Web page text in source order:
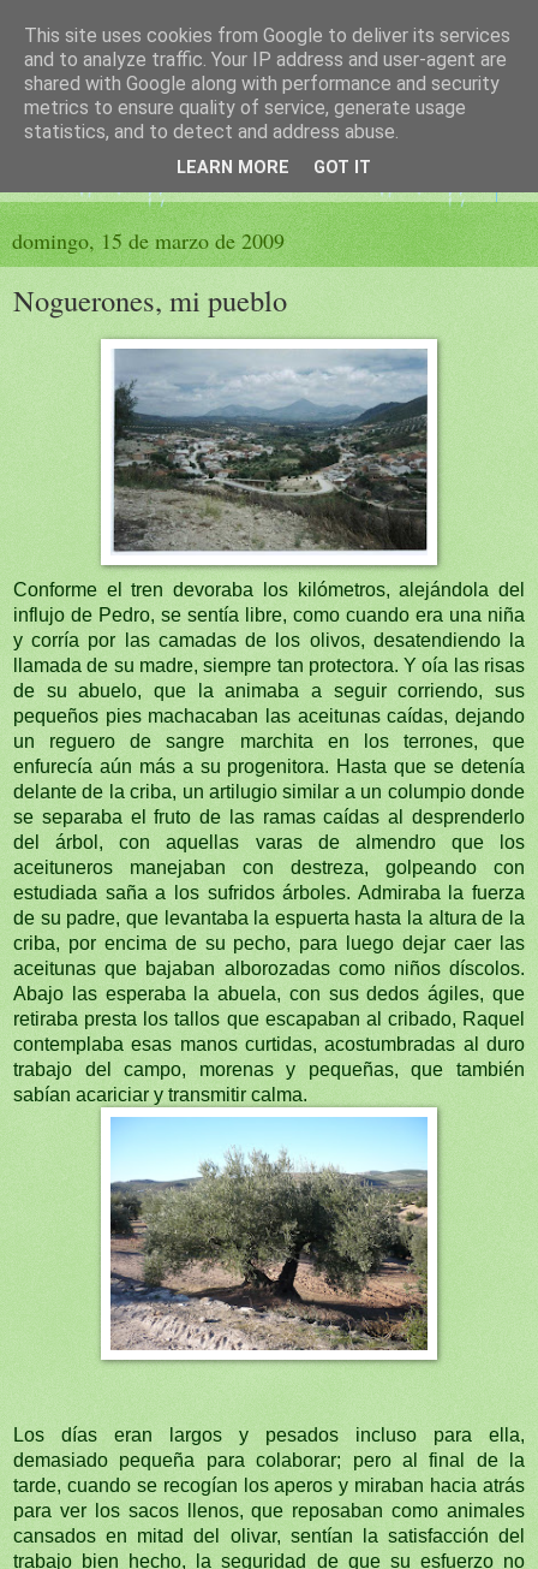
El sueño de las palabras
PÁGINA LITERARIA DE FELISA MORENO
domingo, 15 de marzo de 2009
Noguerones, mi pueblo
Conforme el tren devoraba los kilómetros, alejándola del
influjo de Pedro, se sentía libre, como cuando era una niña
y corría por las camadas de los olivos, desatendiendo la
llamada de su madre, siempre tan protectora. Y oía las risas
de su abuelo, que la animaba a seguir corriendo, sus
pequeños pies machacaban las aceitunas caídas, dejando
un reguero de sangre marchita en los terrones, que
enfurecía aún más a su progenitora. Hasta que se detenía
delante de la criba, un artilugio similar a un columpio donde
se separaba el fruto de las ramas caídas al desprenderlo
del árbol, con aquellas varas de almendro que los
aceituneros manejaban con destreza, golpeando con
estudiada saña a los sufridos árboles. Admiraba la fuerza
de su padre, que levantaba la espuerta hasta la altura de la
criba, por encima de su pecho, para luego dejar caer las
aceitunas que bajaban alborozadas como niños díscolos.
Abajo las esperaba la abuela, con sus dedos ágiles, que
retiraba presta los tallos que escapaban al cribado, Raquel
contemplaba esas manos curtidas, acostumbradas al duro
trabajo del campo, morenas y pequeñas, que también
sabían acariciar y transmitir calma.
Los días eran largos y pesados incluso para ella,
demasiado pequeña para colaborar; pero al final de la
tarde, cuando se recogían los aperos y miraban hacia atrás
para ver los sacos llenos, que reposaban como animales
cansados en mitad del olivar, sentían la satisfacción del
trabajo bien hecho, la seguridad de que su esfuerzo no
This site uses cookies from Google to deliver its services
and to analyze traffic. Your IP address and user-agent are
shared with Google along with performance and security
metrics to ensure quality of service, generate usage
statistics, and to detect and address abuse.
LEARN MORE GOT IT